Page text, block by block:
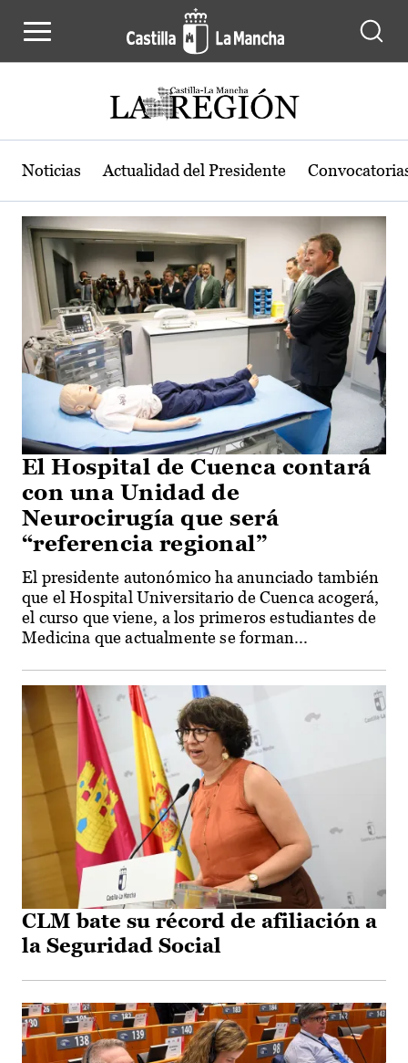
Actualidad de la región de Castilla-
Noticias Actualidad del Presidente
El Hospital de Cuenca contará
con una Unidad de
Neurocirugía que será
“referencia regional”
El presidente autonómico ha anunciado también
que el Hospital Universitario de Cuenca acogerá,
el curso que viene, a los primeros estudiantes de
Medicina que actualmente se forman...
CLM bate su récord de afiliación a
la Seguridad Social